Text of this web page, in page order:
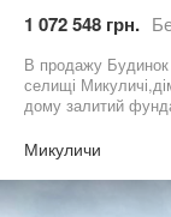
1 072 548 грн.
В продажу
селищі
дому залитий
— індивідуальне
вулиці.Власна
проходить газова
Микуличи